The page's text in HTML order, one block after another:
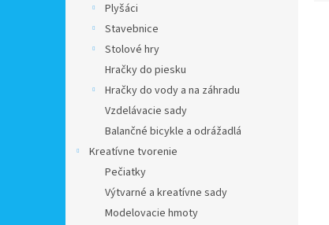
Plyšáci
Stavebnice
Stolové hry
Hračky do piesku
Hračky do vody a na záhradu
Vzdelávacie sady
Balančné bicykle a odrážadlá
Kreatívne tvorenie
Pečiatky
Výtvarné a kreatívne sady
Modelovacie hmoty